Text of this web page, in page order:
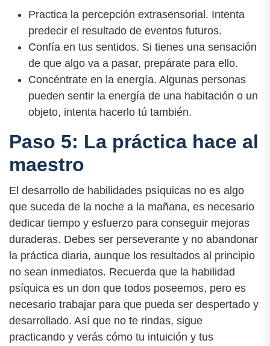
Practica la percepción extrasensorial. Intenta
predecir el resultado de eventos futuros.
Confía en tus sentidos. Si tienes una sensación
de que algo va a pasar, prepárate para ello.
Concéntrate en la energía. Algunas personas
pueden sentir la energía de una habitación o un
objeto, intenta hacerlo tú también.
Paso 5: La práctica hace al
maestro
El desarrollo de habilidades psíquicas no es algo
que suceda de la noche a la mañana, es necesario
dedicar tiempo y esfuerzo para conseguir mejoras
duraderas. Debes ser perseverante y no abandonar
la práctica diaria, aunque los resultados al principio
no sean inmediatos. Recuerda que la habilidad
psíquica es un don que todos poseemos, pero es
necesario trabajar para que pueda ser despertado y
desarrollado. Así que no te rindas, sigue
practicando y verás cómo tu intuición y tus